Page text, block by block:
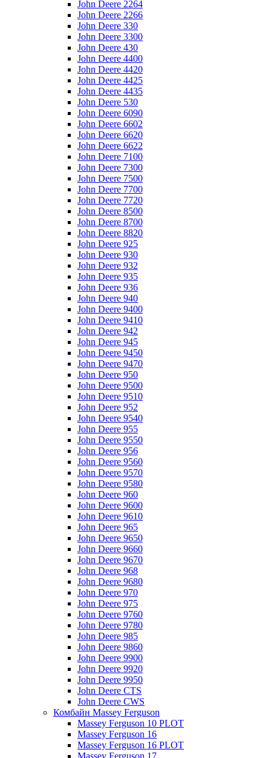
John Deere 2264
John Deere 2266
John Deere 330
John Deere 3300
John Deere 430
John Deere 4400
John Deere 4420
John Deere 4425
John Deere 4435
John Deere 530
John Deere 6090
John Deere 6602
John Deere 6620
John Deere 6622
John Deere 7100
John Deere 7300
John Deere 7500
John Deere 7700
John Deere 7720
John Deere 8500
John Deere 8700
John Deere 8820
John Deere 925
John Deere 930
John Deere 932
John Deere 935
John Deere 936
John Deere 940
John Deere 9400
John Deere 9410
John Deere 942
John Deere 945
John Deere 9450
John Deere 9470
John Deere 950
John Deere 9500
John Deere 9510
John Deere 952
John Deere 9540
John Deere 955
John Deere 9550
John Deere 956
John Deere 9560
John Deere 9570
John Deere 9580
John Deere 960
John Deere 9600
John Deere 9610
John Deere 965
John Deere 9650
John Deere 9660
John Deere 9670
John Deere 968
John Deere 9680
John Deere 970
John Deere 975
John Deere 9760
John Deere 9780
John Deere 985
John Deere 9860
John Deere 9900
John Deere 9920
John Deere 9950
John Deere CTS
John Deere CWS
Комбайн Massey Ferguson
Massey Ferguson 10 PLOT
Massey Ferguson 16
Massey Ferguson 16 PLOT
Massey Ferguson 17